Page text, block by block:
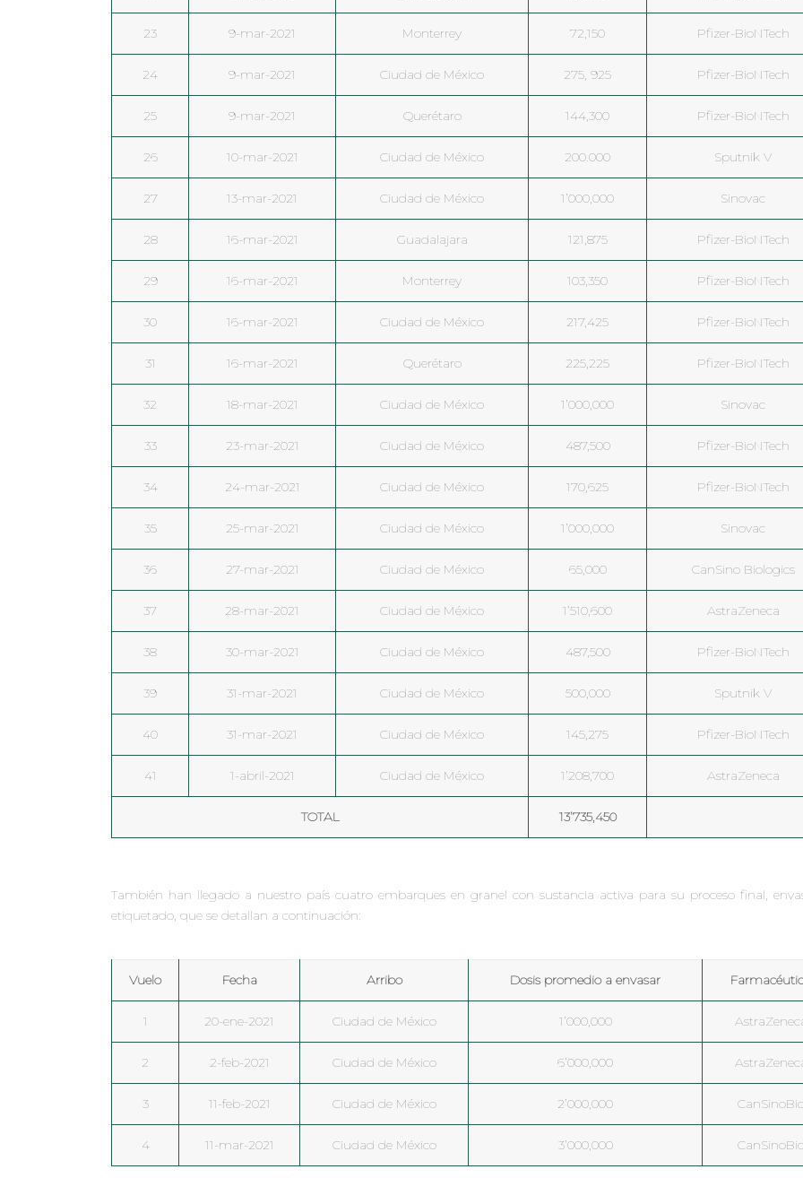
23 9-mar-2021 Monterrey 72,150 Pfizer-BioNTech
24 9-mar-2021 Ciudad de México 275, 925 Pfizer-BioNTech
25 9-mar-2021 Querétaro 144,300 Pfizer-BioNTech
26 10-mar-2021 Ciudad de México 200.000 Sputnik V
27 13-mar-2021 Ciudad de México 1’000,000 Sinovac
28 16-mar-2021 Guadalajara 121,875 Pfizer-BioNTech
29 16-mar-2021 Monterrey 103,350 Pfizer-BioNTech
30 16-mar-2021 Ciudad de México 217,425 Pfizer-BioNTech
31 16-mar-2021 Querétaro 225,225 Pfizer-BioNTech
32 18-mar-2021 Ciudad de México 1’000,000 Sinovac
33 23-mar-2021 Ciudad de México 487,500 Pfizer-BioNTech
34 24-mar-2021 Ciudad de México 170,625 Pfizer-BioNTech
35 25-mar-2021 Ciudad de México 1’000,000 Sinovac
36 27-mar-2021 Ciudad de México 65,000 CanSino Biologics
37 28-mar-2021 Ciudad de México 1’510,600 AstraZeneca
38 30-mar-2021 Ciudad de México 487,500 Pfizer-BioNTech
39 31-mar-2021 Ciudad de México 500,000 Sputnik V
40 31-mar-2021 Ciudad de México 145,275 Pfizer-BioNTech
41 1-abril-2021 Ciudad de México 1’208,700 AstraZeneca
TOTAL 13’735,450
También han llegado a nuestro país cuatro embarques en granel con sustancia activa para su proceso final,
etiquetado, que se detallan a continuación:
Vuelo Fecha Arribo Dosis promedio a envasar
1 20-ene-2021 Ciudad de México 1’000,000
2 2-feb-2021 Ciudad de México 6’000,000
3 11-feb-2021 Ciudad de México 2’000,000
4 11-mar-2021 Ciudad de México 3’000,000